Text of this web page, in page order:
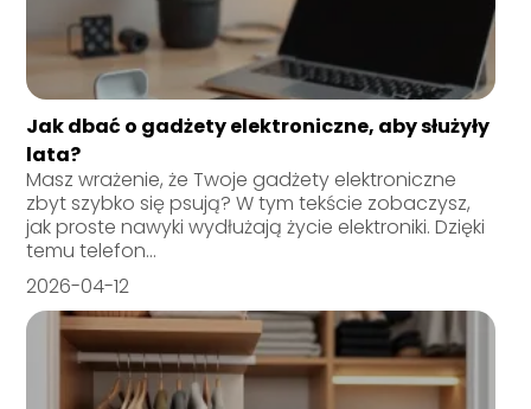
Jak dbać o gadżety elektroniczne, aby służyły
lata?
Masz wrażenie, że Twoje gadżety elektroniczne
zbyt szybko się psują? W tym tekście zobaczysz,
jak proste nawyki wydłużają życie elektroniki. Dzięki
temu telefon...
2026-04-12